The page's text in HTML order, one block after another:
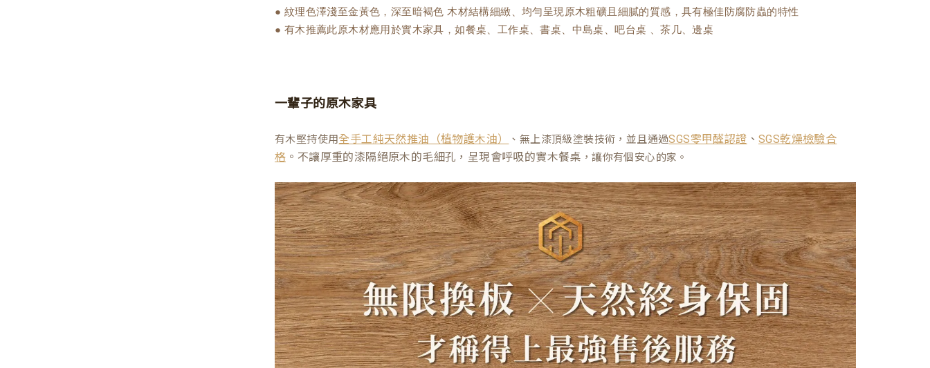
● 紋理色澤淺至金黃色，深至暗褐色 木材結構細緻、均勻呈現原木粗礦且細膩的質感，具有極佳防腐防蟲的特性
● 有木推薦此原木材應用於實木家具，如餐桌、工作桌、書桌、中島桌、吧台桌 、茶几、邊桌
一輩子的原木家具
有木堅持使用全手工純天然推油（植物護木油） 、無上漆頂級塗裝技術，並且通過SGS零甲醛認證 、SGS乾燥檢驗合
格 。不讓厚重的漆隔絕原木的毛細孔，呈現會呼吸的實木餐桌 ，讓你有個安心的家。